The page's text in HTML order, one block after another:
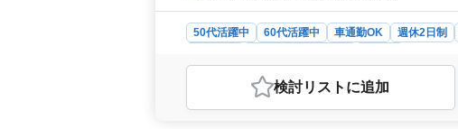
50代活躍中 60代活躍中 車通勤OK 週休2日制
おすすめポイント
＜働きやすさ＞ 週休2日制で、残業も少なめ
検討リスト に追加